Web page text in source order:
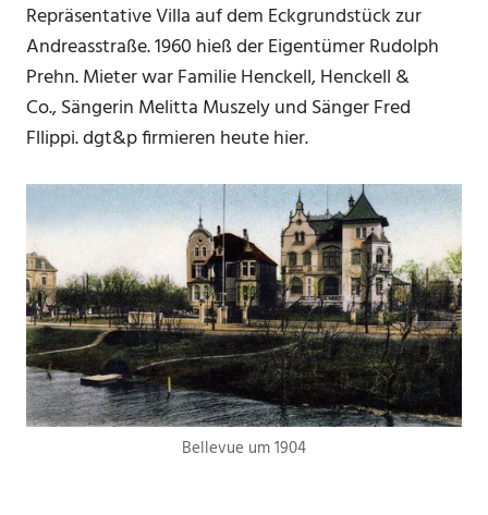
Repräsentative Villa auf dem Eckgrundstück zur
Andreasstraße. 1960 hieß der Eigentümer Rudolph
Prehn. Mieter war Familie Henckell, Henckell &
Co., Sängerin Melitta Muszely und Sänger Fred
Fllippi. dgt&p firmieren heute hier.
Bellevue um 1904